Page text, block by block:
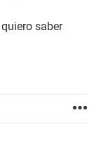
saber